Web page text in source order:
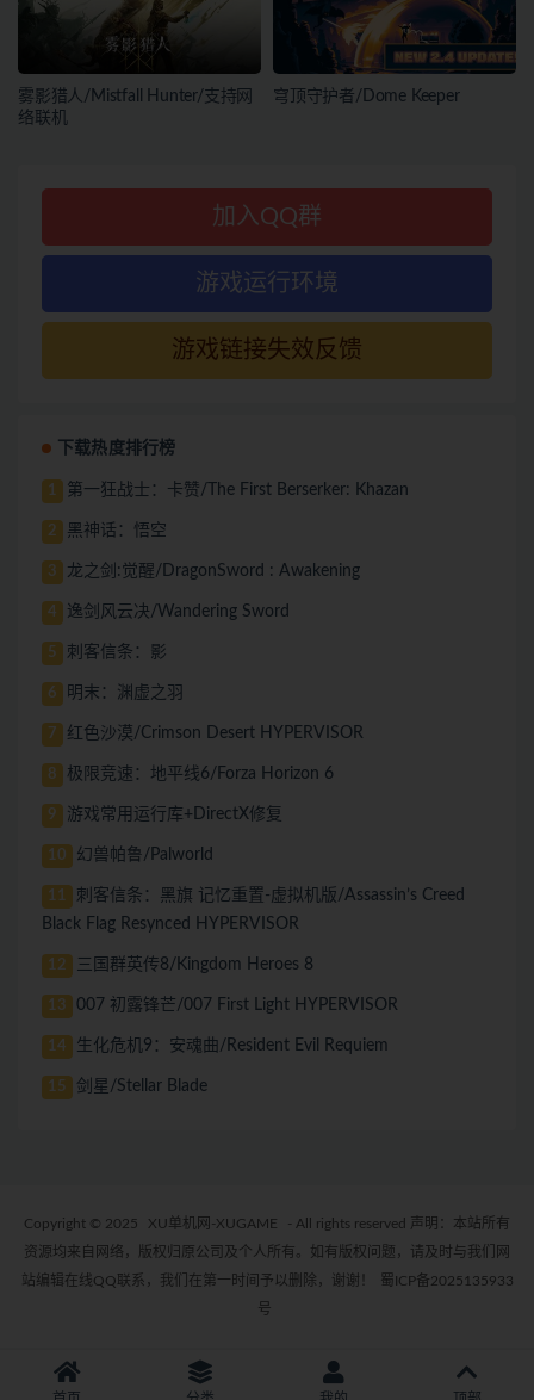
雾影猎人/Mistfall Hunter/支持网
络联机
穹顶守护者/Dome Keeper
加入QQ群
游戏运行环境
游戏链接失效反馈
下载热度排行榜
1 第一狂战士：卡赞/The First Berserker: Khazan
2 黑神话：悟空
3 龙之剑:觉醒/DragonSword : Awakening
4 逸剑风云决/Wandering Sword
5 刺客信条：影
6 明末：渊虚之羽
7 红色沙漠/Crimson Desert HYPERVISOR
8 极限竞速：地平线6/Forza Horizon 6
9 游戏常用运行库+DirectX修复
10 幻兽帕鲁/Palworld
11
刺客信条：黑旗 记忆重置-虚拟机版/Assassin’s Creed
Black Flag Resynced HYPERVISOR
12 三国群英传8/Kingdom Heroes 8
13 007 初露锋芒/007 First Light HYPERVISOR
14 生化危机9：安魂曲/Resident Evil Requiem
15 剑星/Stellar Blade
Copyright © 2025 XU单机网-XUGAME
- All rights reserved 声明：本站所有
资源均来自网络，版权归原公司及个人所有。如有版权问题，请及时与我们网
站编辑在线QQ联系，我们在第一时间予以删除，谢谢！
蜀ICP备2025135933
号